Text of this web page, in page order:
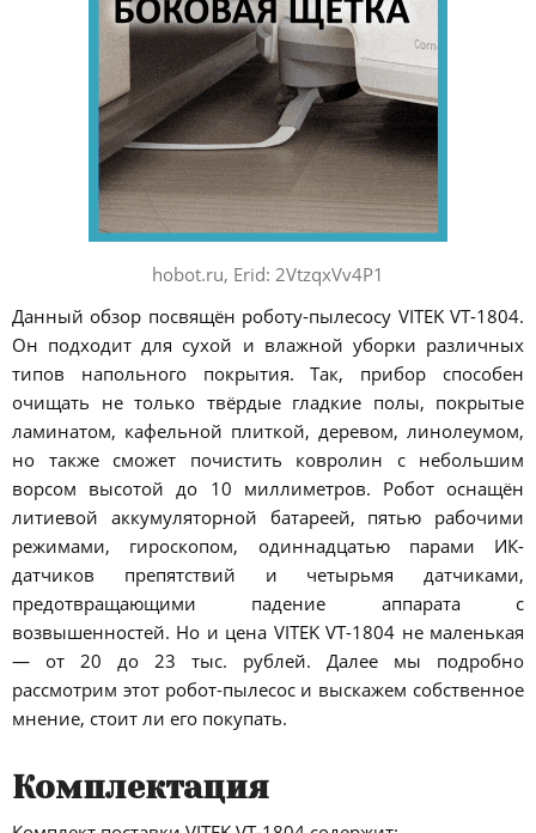
hobot.ru, Erid: 2VtzqxVv4P1
Данный обзор посвящён роботу-пылесосу VITEK VT-1804.
Он подходит для сухой и влажной уборки различных
типов напольного покрытия. Так, прибор способен
очищать не только твёрдые гладкие полы, покрытые
ламинатом, кафельной плиткой, деревом, линолеумом,
но также сможет почистить ковролин с небольшим
ворсом высотой до 10 миллиметров. Робот оснащён
литиевой аккумуляторной батареей, пятью рабочими
режимами, гироскопом, одиннадцатью парами ИК-
датчиков препятствий и четырьмя датчиками,
предотвращающими падение аппарата с
возвышенностей. Но и цена VITEK VT-1804 не маленькая
— от 20 до 23 тыс. рублей. Далее мы подробно
рассмотрим этот робот-пылесос и выскажем собственное
мнение, стоит ли его покупать.
Комплектация